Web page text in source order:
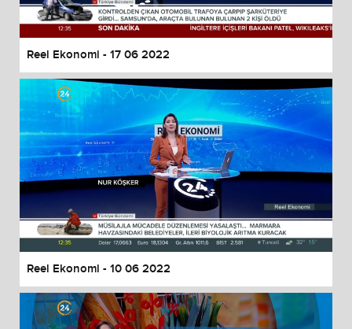
Reel Ekonomi - 17 06 2022
Reel Ekonomi - 10 06 2022